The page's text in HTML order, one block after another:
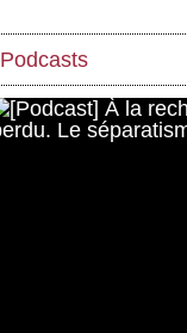
Podcasts